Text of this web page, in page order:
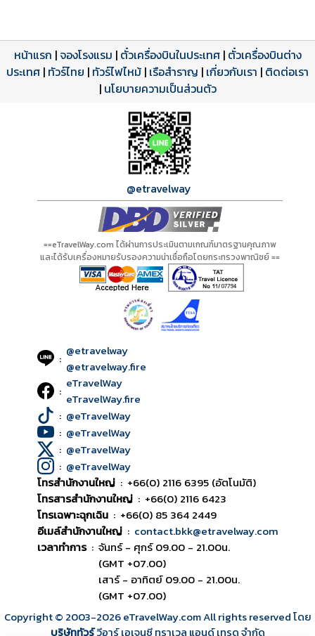
โปรแกรมทัวร์
ดาวน์โหลด PDF
รีวิวลูกค้าจริง
รีวิวจาก eTravelWay
เปิดหน้าเต็ม
ใบอนุญาตนำเที่ยว
เลขที่ 11/11450
เปิดหน้าเต็ม
หน้าแรก |จองโรงแรม | ตั๋วเครื่องบินในประเทศ| ตั๋วเครื่องบินต่าง
ประเทศ | ทัวร์ไทย | ทัวร์ไฟไหม้ | เรือสำราญ | เกี่ยวกับเรา | ติดต่อเรา
| นโยบายความเป็นส่วนตัว
@etravelway
==eTravelWay.com ได้ผ่านการประเมินตามเกณฑ์มาตรฐานคุณภาพ
และได้รับเครื่องหมายรับรองความน่าเชื่อถือโดยกระทรวงพาณิชย์ ==
: @etravelway
@etravelway.fire
: eTravelWay
eTravelWay.fire
: @eTravelWay
: @eTravelWay
: @eTravelWay
: @eTravelWay
โทรสำนักงานใหญ่ : +66(0) 2116 6395 (อัตโนมัติ)
โทรสารสำนักงานใหญ่ : +66(0) 2116 6423
โทรเฉพาะฉุกเฉิน : +66(0) 85 364 2449
อีเมล์สำนักงานใหญ่ : contact.bkk@etravelway.com
เวลาทำการ : จันทร์ - ศุกร์ 09.00 - 21.00น.
(GMT +07.00)
เสาร์ - อาทิตย์ 09.00 - 21.00น.
(GMT +07.00)
Copyright © 2003-2026eTravelWay.com All rights reserved โดย
บริษัททัวร์วีอาร์ เอเจนซี ทราเวล แอนด์ เทรด จำกัด